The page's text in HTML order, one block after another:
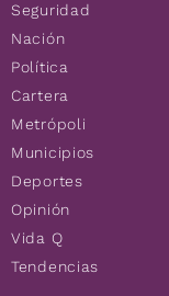
Seguridad
Nación
Política
Cartera
Metrópoli
Municipios
Deportes
Opinión
Vida Q
Tendencias